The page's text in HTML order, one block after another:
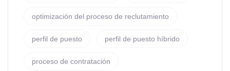
optimización del proceso de reclutamiento
perfil de puesto perfil de puesto híbrido
proceso de contratación